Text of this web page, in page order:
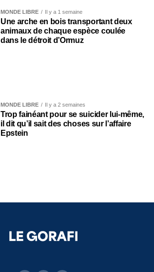
MONDE LIBRE Il y a 1 semaine
Une arche en bois transportant deux
animaux de chaque espèce coulée
dans le détroit d’Ormuz
MONDE LIBRE Il y a 2 semaines
Trop fainéant pour se suicider lui-même,
il dit qu’il sait des choses sur l’affaire
Epstein